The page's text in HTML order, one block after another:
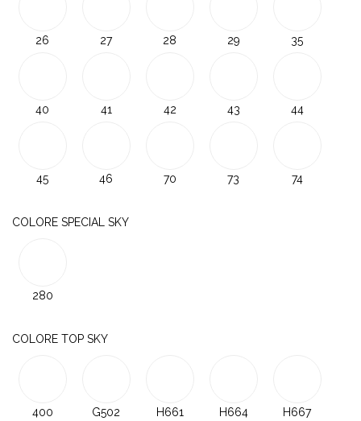
26 27 28 29 35
40 41 42 43 44
45 46 70 73 74
COLORE SPECIAL SKY
280
COLORE TOP SKY
400 G502 H661 H664 H667